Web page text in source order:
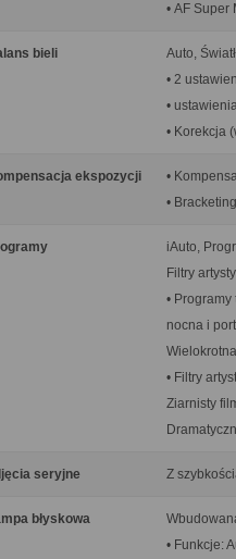
• AF Super
bieli
Auto,
• 2
•
• Korekcja
ekspozycji
•
•
iAuto,
Filtry
•
nocna i
• Filtry
Ziarnisty
seryjne Z
błyskowa
• Funkcje: